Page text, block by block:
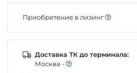
Приобретение в лизинг
Доставка ТК до терминала:
Моcква -